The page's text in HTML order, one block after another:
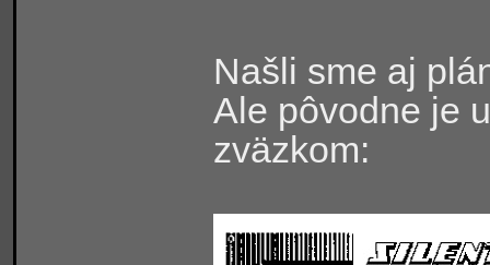
Našli sme aj
Ale pôvodne je
zväzkom: